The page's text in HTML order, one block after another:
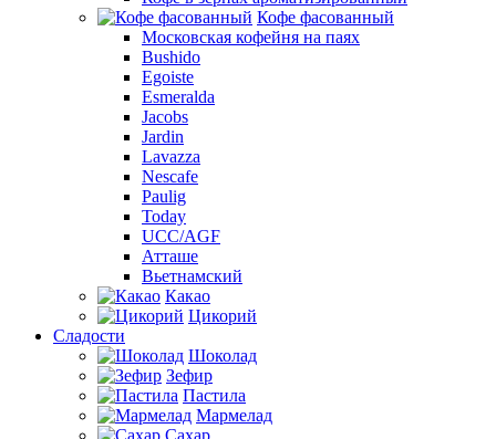
Кофе фасованный
Московская кофейня на паях
Bushido
Egoiste
Esmeralda
Jacobs
Jardin
Lavazza
Nescafe
Paulig
Today
UCC/AGF
Атташе
Вьетнамский
Какао
Цикорий
Сладости
Шоколад
Зефир
Пастила
Мармелад
Сахар